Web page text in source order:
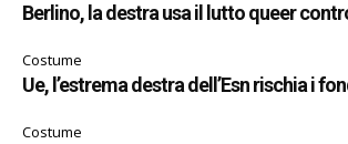
Berlino, la destra usa il lutto queer
Costume
Ue, l’estrema destra dell’Esn rischia i
Costume